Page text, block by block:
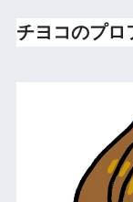
チヨコのプロ